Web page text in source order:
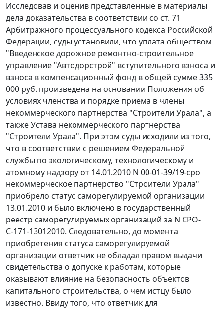
Исследовав и оценив представленные в материалы
дела доказательства в соответствии со ст. 71
Арбитражного процессуального кодекса Российской
Федерации, суды установили, что уплата обществом
"Введенское дорожное ремонтно-строительное
управление "Автодорстрой" вступительного взноса и
взноса в компенсационный фонд в общей сумме 335
000 руб. произведена на основании Положения об
условиях членства и порядке приема в члены
некоммерческого партнерства "Строители Урала", а
также Устава некоммерческого партнерства
"Строители Урала". При этом суды исходили из того,
что в соответствии с решением Федеральной
службы по экологическому, технологическому и
атомному надзору от 14.01.2010 N 00-01-39/19-сро
некоммерческое партнерство "Строители Урала"
приобрело статус саморегулируемой организации
13.01.2010 и было включено в государственный
реестр саморегулируемых организаций за N СРО-
С-171-13012010. Следовательно, до момента
приобретения статуса саморегулируемой
организации ответчик не обладал правом выдачи
свидетельства о допуске к работам, которые
оказывают влияние на безопасность объектов
капитального строительства, о чем истцу было
известно. Ввиду того, что ответчик для